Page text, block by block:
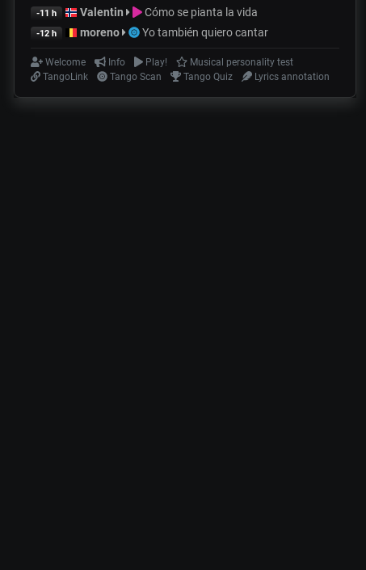
-11 h Valentin Cómo se pianta la vida
-12 h moreno Yo también quiero cantar
Welcome Info Play!
Musical personality test
TangoLink
Tango Scan Tango Quiz Lyrics annotation